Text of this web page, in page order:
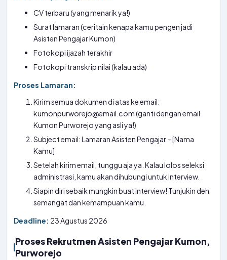
CV terbaru (yang menarik ya!)
Surat lamaran (ceritain kenapa kamu pengen jadi
Asisten Pengajar Kumon)
Fotokopi ijazah terakhir
Fotokopi transkrip nilai (kalau ada)
Proses Lamaran:
Kirim semua dokumen di atas ke email:
kumonpurworejo@email.com (ganti dengan email
Kumon Purworejo yang asli ya!)
Subject email: Lamaran Asisten Pengajar – [Nama
Kamu]
Setelah kirim email, tunggu aja ya. Kalau lolos seleksi
administrasi, kamu akan dihubungi untuk interview.
Siapin diri sebaik mungkin buat interview! Tunjukin deh
semangat dan kemampuan kamu.
Deadline: 23 Agustus 2026
Proses Rekrutmen Asisten Pengajar Kumon,
Purworejo